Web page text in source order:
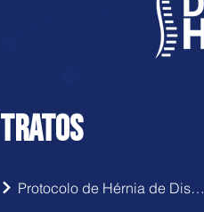
TRATOS
Protocolo de Hérnia de Disco